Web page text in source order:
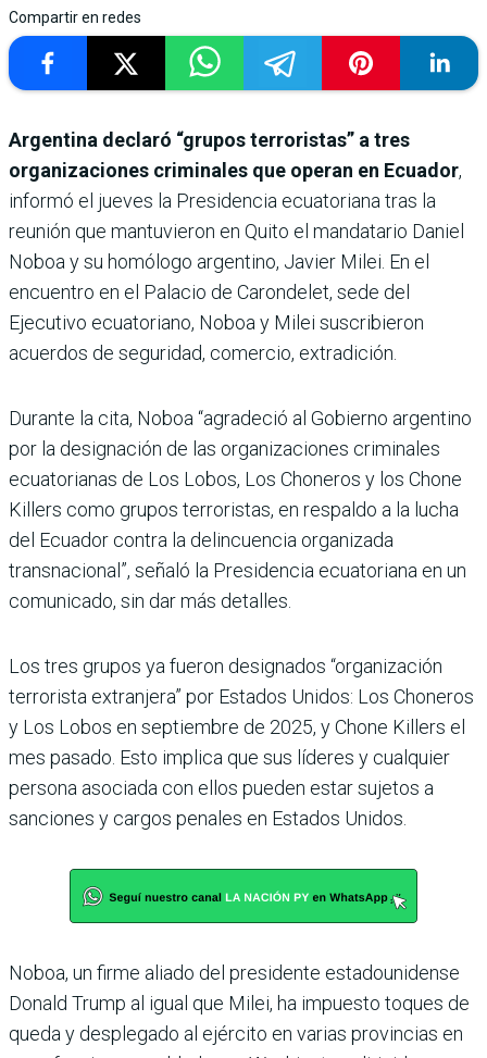
Compartir en redes
Argentina declaró “grupos terroristas” a tres
organizaciones criminales que operan en Ecuador,
informó el jueves la Presidencia ecuatoriana tras la
reunión que mantuvieron en Quito el mandatario Daniel
Noboa y su homólogo argentino, Javier Milei. En el
encuentro en el Palacio de Carondelet, sede del
Ejecutivo ecuatoriano, Noboa y Milei suscribieron
acuerdos de seguridad, comercio, extradición.
Durante la cita, Noboa “agradeció al Gobierno argentino
por la designación de las organizaciones criminales
ecuatorianas de Los Lobos, Los Choneros y los Chone
Killers como grupos terroristas, en respaldo a la lucha
del Ecuador contra la delincuencia organizada
transnacional”, señaló la Presidencia ecuatoriana en un
comunicado, sin dar más detalles.
Los tres grupos ya fueron designados “organización
terrorista extranjera” por Estados Unidos: Los Choneros
y Los Lobos en septiembre de 2025, y Chone Killers el
mes pasado. Esto implica que sus líderes y cualquier
persona asociada con ellos pueden estar sujetos a
sanciones y cargos penales en Estados Unidos.
Noboa, un firme aliado del presidente estadounidense
Donald Trump al igual que Milei, ha impuesto toques de
queda y desplegado al ejército en varias provincias en